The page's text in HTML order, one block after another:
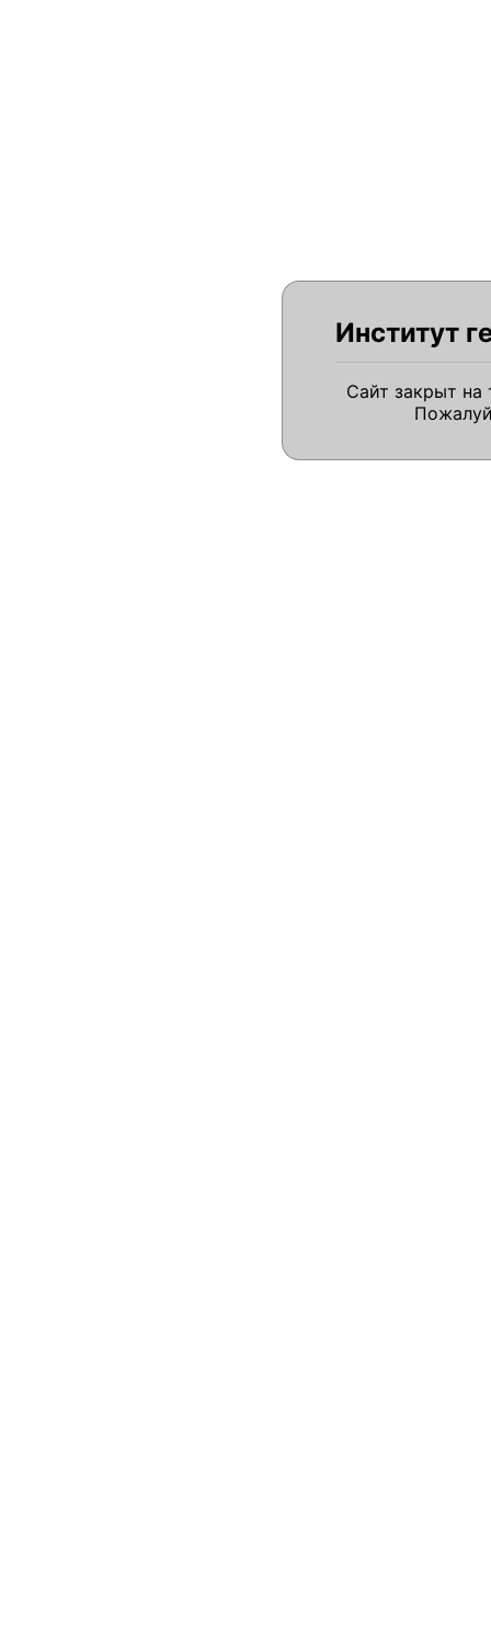
Институт
Сайт закрыт на